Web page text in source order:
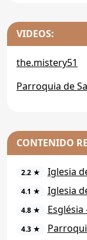
VIDEOS:
the.mistery51
Parroquia de
CONTENIDO
2.2 ★ Iglesia
4.1 ★ Iglesia
4.8 ★ Església
4.3 ★